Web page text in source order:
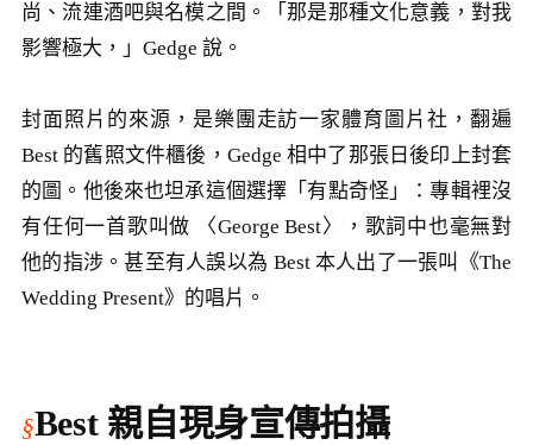
尚、流連酒吧與名模之間。「那是那種文化意義，對我
影響極大，」Gedge 說。
封面照片的來源，是樂團走訪一家體育圖片社，翻遍
Best 的舊照文件櫃後，Gedge 相中了那張日後印上封套
的圖。他後來也坦承這個選擇「有點奇怪」：專輯裡沒
有任何一首歌叫做 〈George Best〉，歌詞中也毫無對
他的指涉。甚至有人誤以為 Best 本人出了一張叫《The
Wedding Present》的唱片。
Best 親自現身宣傳拍攝